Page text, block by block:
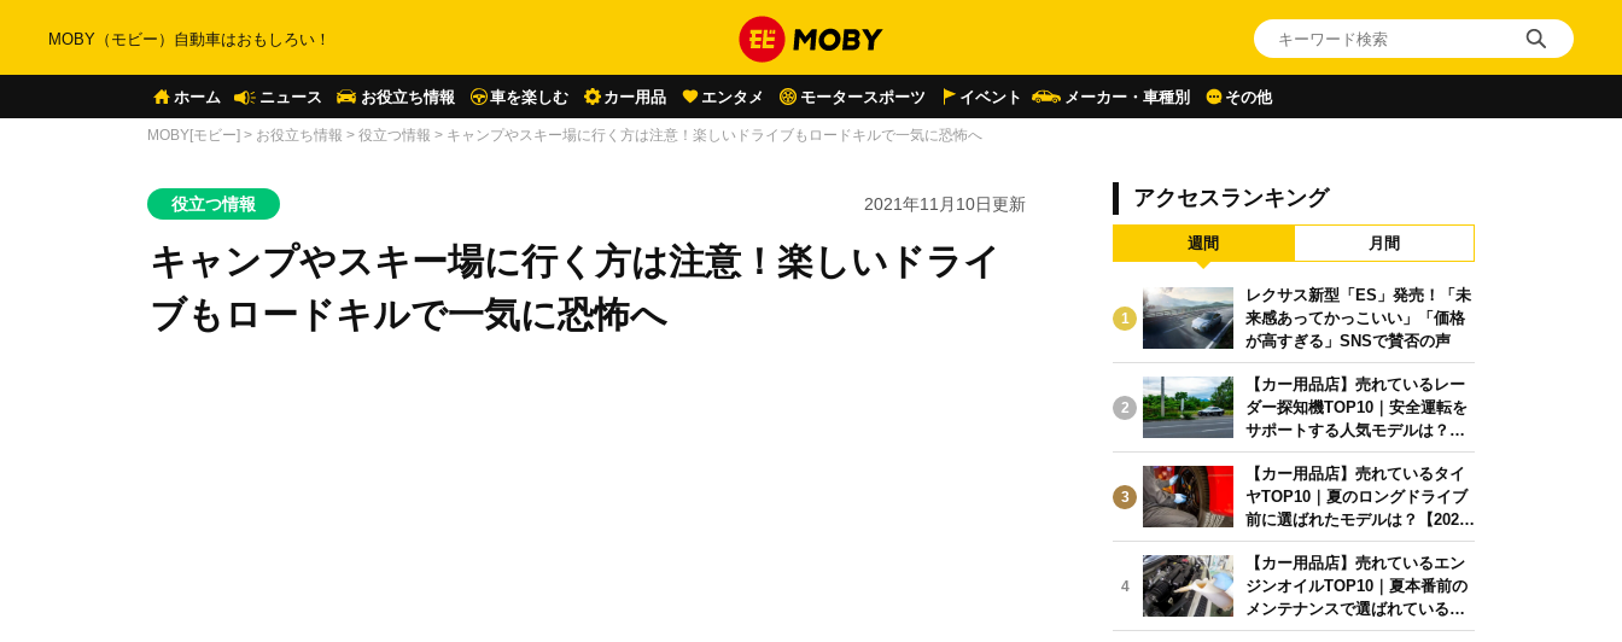
MOBY（モビー）自動車はおもしろい！
ホーム ニュース お役立ち情報 車を楽しむ カー用品 エンタメ モータースポーツ イベント メーカー・車種別 その他
MOBY[モビー] > お役立ち情報 > 役立つ情報 > キャンプやスキー場に行く方は注意！楽しいドライブもロードキルで一気に恐怖へ
役立つ情報 2021年11月10日更新
キャンプやスキー場に行く方は注意！楽しいドライ
ブもロードキルで一気に恐怖へ
アクセスランキング
週間 月間
1
レクサス新型「ES」発売！「未
来感あってかっこいい」「価格
が高すぎる」SNSで賛否の声
2
【カー用品店】売れているレー
ダー探知機TOP10｜安全運転を
サポートする人気モデルは？【2
026年6月版】
3
【カー用品店】売れているタイ
ヤTOP10｜夏のロングドライブ
前に選ばれたモデルは？【2026
年6月版】
4
【カー用品店】売れているエン
ジンオイルTOP10｜夏本番前の
メンテナンスで選ばれている人
気モデルは？【2026年6月版】